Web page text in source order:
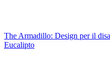
The Armadillo: Design per il
Eucalipto